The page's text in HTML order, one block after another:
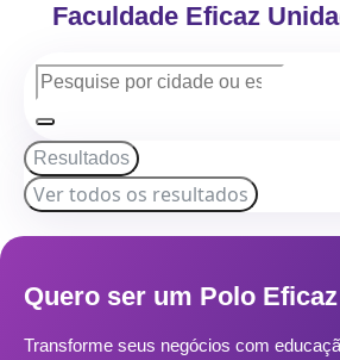
Faculdade Eficaz
Resultados
Ver todos os resultados
Quero ser um Polo Eficaz
Transforme seus negócios com